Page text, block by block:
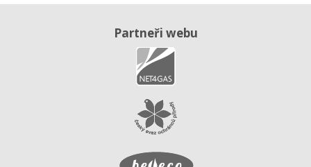
Partneři webu